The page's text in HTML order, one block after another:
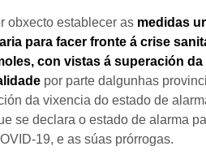
obxecto establecer as medidas
para facer fronte á crise
con vistas á superación
por parte dalgunhas
da vixencia do estado de
se declara o estado de alarma
19, e as súas prórrogas.